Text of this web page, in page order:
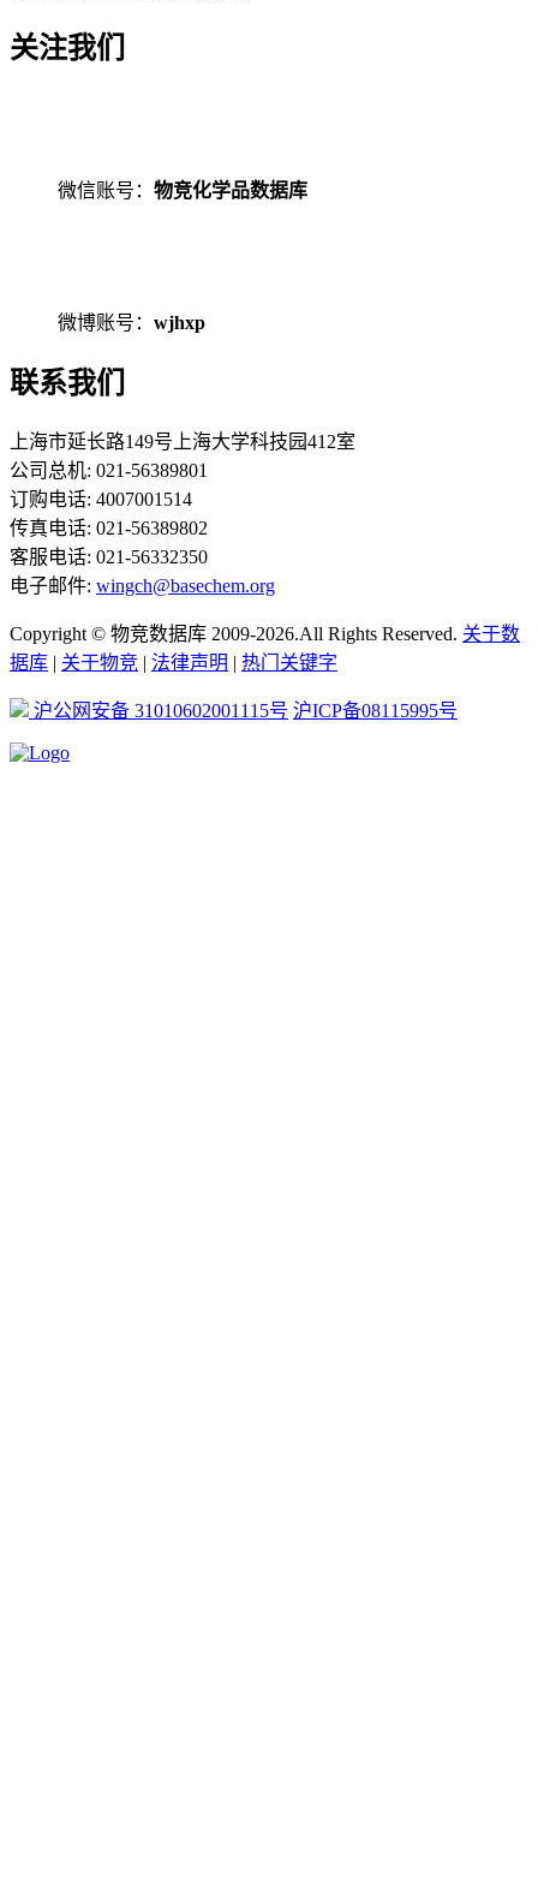
关注我们
微信账号： 物竞化学品数据库
微博账号： wjhxp
联系我们
上海市延长路149号上海大学科技园412室
公司总机: 021-56389801
订购电话: 4007001514
传真电话: 021-56389802
客服电话: 021-56332350
电子邮件: wingch@basechem.org
Copyright © 物竞数据库 2009-2026.All Rights Reserved. 关于数
据库 | 关于物竞 | 法律声明 | 热门关键字
沪公网安备 31010602001115号 沪ICP备08115995号